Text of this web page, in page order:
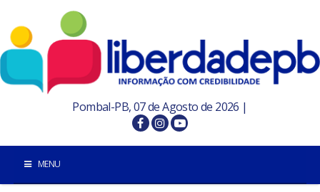
Pombal-PB, 07 de Agosto de 2026 |
MENU